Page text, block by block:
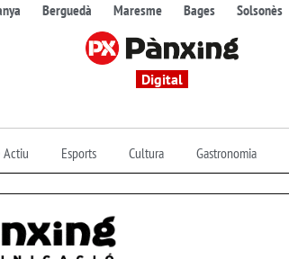
Berguedà Maresme Bages Solsonès
Digital
Actiu Esports Cultura Gastronomia